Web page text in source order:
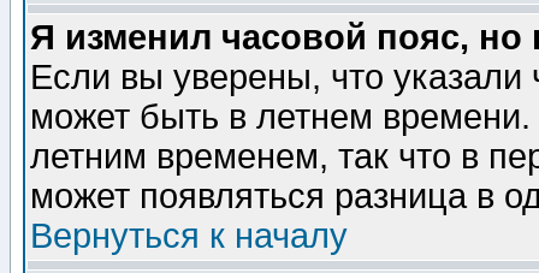
Я изменил часовой пояс,
Если вы уверены, что указали
может быть в летнем
летним временем, так что в
может появляться разница в
Вернуться к началу